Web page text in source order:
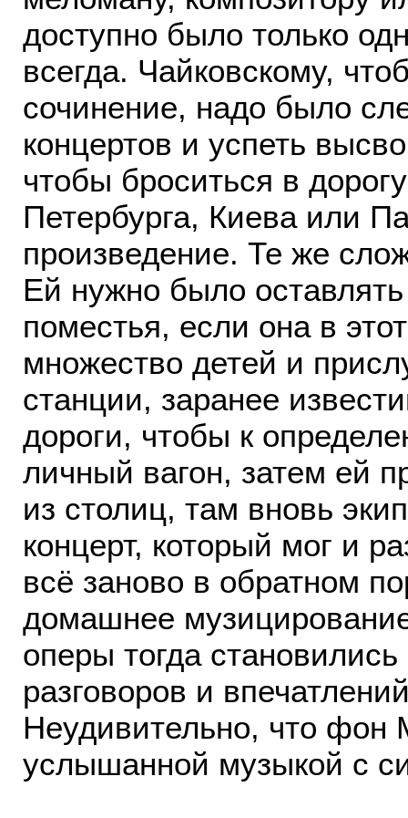
доступно было только
всегда. Чайковскому,
сочинение, надо было
концертов и успеть
чтобы броситься в
Петербурга, Киева или
произведение. Те же
Ей нужно было
поместья, если она в
множество детей и
станции, заранее
дороги, чтобы к
личный вагон, затем ей
из столиц, там вновь
концерт, который мог и
всё заново в обратном
домашнее
оперы тогда
разговоров и
Неудивительно, что фон
услышанной музыкой с